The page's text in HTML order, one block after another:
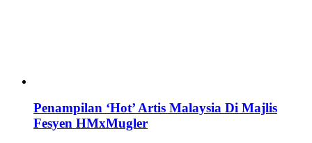
Penampilan ‘Hot’ Artis Malaysia Di Majlis
Fesyen HMxMugler